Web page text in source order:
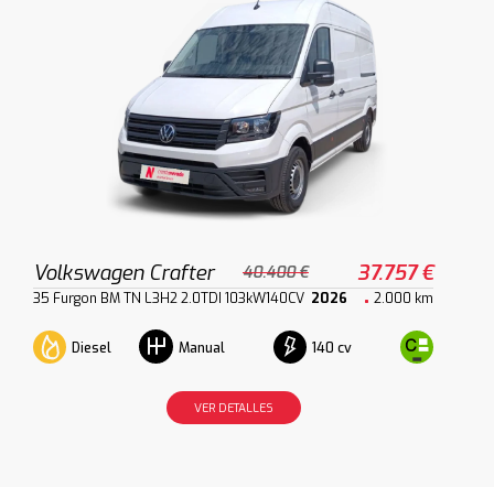
Volkswagen Crafter 40.400 € 37.757 €
35 Furgon BM TN L3H2 2.0TDI 103kW140CV 2026 2.000 km
Diesel Manual 140 cv
VER DETALLES